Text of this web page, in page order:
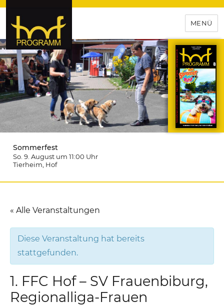
hof-programm – das
Veranstaltungsportal für
Hochfranken
MENÜ
Sommerfest
So. 9. August um 11:00 Uhr
Tierheim , Hof
« Alle Veranstaltungen
Diese Veranstaltung hat bereits
stattgefunden.
1. FFC Hof – SV Frauenbiburg,
Regionalliga-Frauen